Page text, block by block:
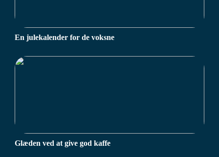
En julekalender for de voksne
Glæden ved at give god kaffe